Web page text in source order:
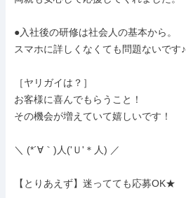
●入社後の研修は社会人の基本から。
スマホに詳しくなくても問題ないです♪
［ヤリガイは？］
お客様に喜んでもらうこと！
その機会が増えていて嬉しいです！
＼ (*´∀｀)人('Ｕ'＊人) ／
【とりあえず】迷ってても応募OK★